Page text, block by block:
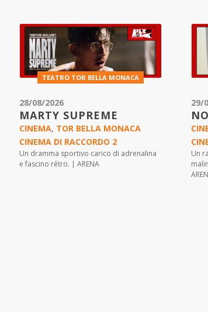
TEATRO TOR BELLA MONACA
28/08/2026
MARTY SUPREME
CINEMA, TOR BELLA MONACA
CINEMA DI RACCORDO 2
Un dramma sportivo carico di adrenalina
e fascino rétro. | ARENA
29/
Un